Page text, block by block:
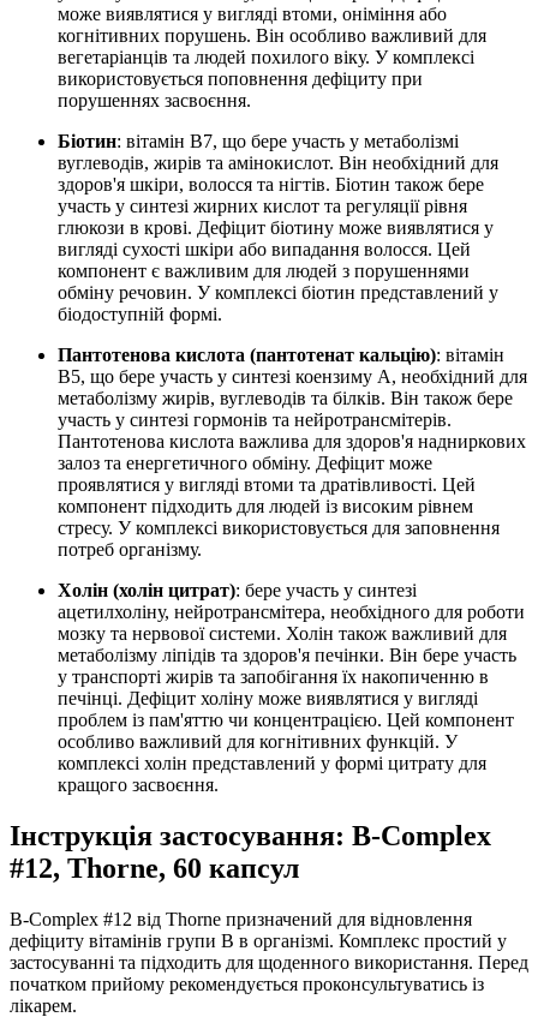
може виявлятися у вигляді втоми, оніміння або
когнітивних порушень. Він особливо важливий для
вегетаріанців та людей похилого віку. У комплексі
використовується поповнення дефіциту при
порушеннях засвоєння.
Біотин: вітамін B7, що бере участь у метаболізмі
вуглеводів, жирів та амінокислот. Він необхідний для
здоров'я шкіри, волосся та нігтів. Біотин також бере
участь у синтезі жирних кислот та регуляції рівня
глюкози в крові. Дефіцит біотину може виявлятися у
вигляді сухості шкіри або випадання волосся. Цей
компонент є важливим для людей з порушеннями
обміну речовин. У комплексі біотин представлений у
біодоступній формі.
Пантотенова кислота (пантотенат кальцію): вітамін
B5, що бере участь у синтезі коензиму А, необхідний для
метаболізму жирів, вуглеводів та білків. Він також бере
участь у синтезі гормонів та нейротрансмітерів.
Пантотенова кислота важлива для здоров'я надниркових
залоз та енергетичного обміну. Дефіцит може
проявлятися у вигляді втоми та дратівливості. Цей
компонент підходить для людей із високим рівнем
стресу. У комплексі використовується для заповнення
потреб організму.
Холін (холін цитрат): бере участь у синтезі
ацетилхоліну, нейротрансмітера, необхідного для роботи
мозку та нервової системи. Холін також важливий для
метаболізму ліпідів та здоров'я печінки. Він бере участь
у транспорті жирів та запобігання їх накопиченню в
печінці. Дефіцит холіну може виявлятися у вигляді
проблем із пам'яттю чи концентрацією. Цей компонент
особливо важливий для когнітивних функцій. У
комплексі холін представлений у формі цитрату для
кращого засвоєння.
Інструкція застосування: B-Complex
#12, Thorne, 60 капсул
B-Complex #12 від Thorne призначений для відновлення
дефіциту вітамінів групи B в організмі. Комплекс простий у
застосуванні та підходить для щоденного використання. Перед
початком прийому рекомендується проконсультуватись із
лікарем.